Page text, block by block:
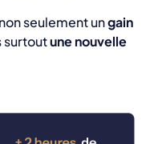
seulement ungain
surtoutune nouvelle